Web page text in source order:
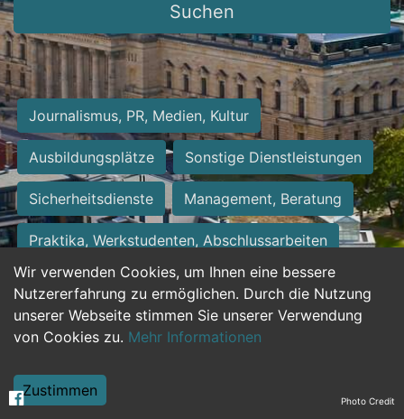
Wir verwenden Cookies, um Ihnen eine bessere
Nutzererfahrung zu ermöglichen. Durch die Nutzung
unserer Webseite stimmen Sie unserer Verwendung
von Cookies zu. Mehr Informationen
Zustimmen
Suchen
Journalismus, PR, Medien, Kultur
Ausbildungsplätze Sonstige Dienstleistungen
Sicherheitsdienste Management, Beratung
Praktika, Werkstudenten, Abschlussarbeiten
Personalwesen Assistenz, Sekretariat
Hilfskräfte, Aushilfs- und Nebenjobs
Weiterbildung, Studium, duale Ausbildung Photo Credit